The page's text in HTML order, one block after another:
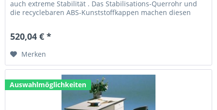
auch extreme Stabilität . Das Stabilisations-Querrohr und
die recyclebaren ABS-Kunststoffkappen machen diesen
520,04 € *
Merken
Auswahlmöglichkeiten